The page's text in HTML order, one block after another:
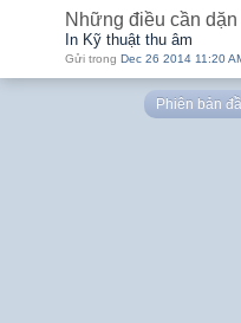
Những điều cần
In Kỹ thuật thu âm
Gửi trong Dec 26 2014 11:20
Phiên bản